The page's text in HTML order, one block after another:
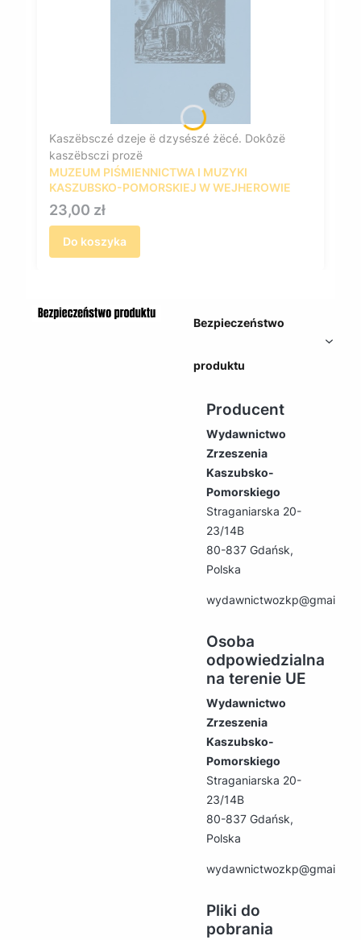
Kaszëbsczé dzeje ë dzysészé żëcé. Dokôzë
kaszëbsczi prozë
MUZEUM PIŚMIENNICTWA I MUZYKI
KASZUBSKO-POMORSKIEJ W WEJHEROWIE
Cena
23,00 zł
Do koszyka
Bezpieczeństwo
produktu
Producent
Wydawnictwo
Zrzeszenia
Kaszubsko-
Pomorskiego
Straganiarska 20-
23/14B
80-837 Gdańsk,
Polska
Osoba
odpowiedzialna
na terenie UE
Wydawnictwo
Zrzeszenia
Kaszubsko-
Pomorskiego
Straganiarska 20-
23/14B
80-837 Gdańsk,
Polska
Pliki do
pobrania